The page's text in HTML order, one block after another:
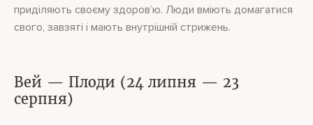
приділяють своєму здоров’ю. Люди вміють домагатися
свого, завзяті і мають внутрішній стрижень.
Вей — Плоди (24 липня — 23
серпня)